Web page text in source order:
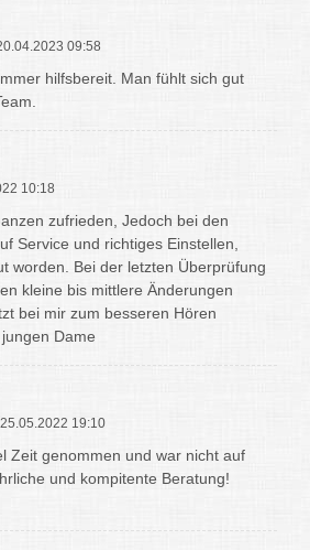
09:58
hilfsbereit. Man fühlt sich gut
10:18
zufrieden, Jedoch bei den
Service und richtiges Einstellen,
worden. Bei der letzten Überprüfung
kleine bis mittlere Änderungen
bei mir zum besseren Hören
Dame
19:10
Zeit genommen und war nicht auf
und kompitente Beratung!